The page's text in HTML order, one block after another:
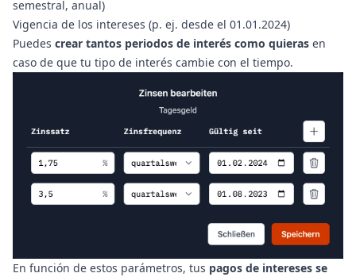
semestral, anual)
Vigencia de los intereses (p. ej. desde el 01.01.2024)
Puedes crear tantos periodos de interés como quieras en
caso de que tu tipo de interés cambie con el tiempo.
En función de estos parámetros, tus pagos de intereses se